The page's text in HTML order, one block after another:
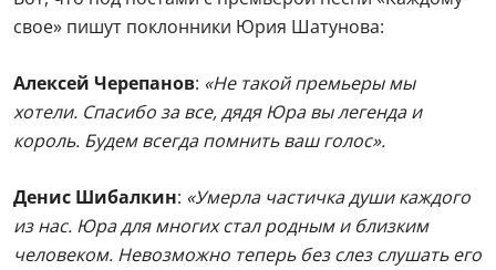
свое» пишут поклонники Юрия Шатунова:
Алексей Черепанов: «Не такой премьеры мы
хотели. Спасибо за все, дядя Юра вы легенда и
король. Будем всегда помнить ваш голос».
Денис Шибалкин: «Умерла частичка души каждого
из нас. Юра для многих стал родным и близким
человеком. Невозможно теперь без слез слушать его